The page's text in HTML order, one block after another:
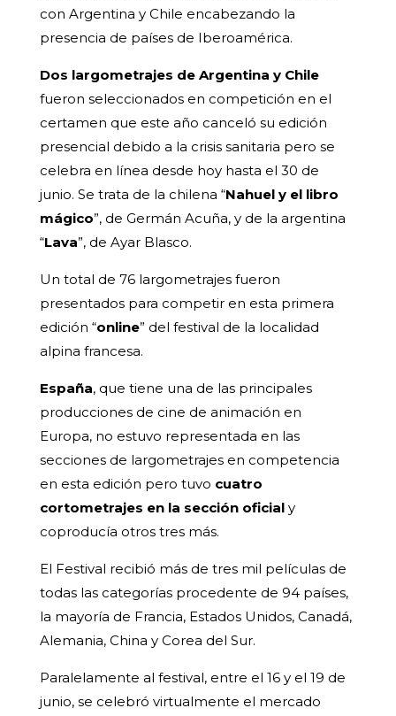
con Argentina y Chile encabezando la
presencia de países de Iberoamérica.
Dos largometrajes de Argentina y Chile
fueron seleccionados en competición en el
certamen que este año canceló su edición
presencial debido a la crisis sanitaria pero se
celebra en línea desde hoy hasta el 30 de
junio. Se trata de la chilena “Nahuel y el libro
mágico”, de Germán Acuña, y de la argentina
“Lava”, de Ayar Blasco.
Un total de 76 largometrajes fueron
presentados para competir en esta primera
edición “online” del festival de la localidad
alpina francesa.
España, que tiene una de las principales
producciones de cine de animación en
Europa, no estuvo representada en las
secciones de largometrajes en competencia
en esta edición pero tuvo cuatro
cortometrajes en la sección oficialy
coproducía otros tres más.
El Festival recibió más de tres mil películas de
todas las categorías procedente de 94 países,
la mayoría de Francia, Estados Unidos, Canadá,
Alemania, China y Corea del Sur.
Paralelamente al festival, entre el 16 y el 19 de
junio, se celebró virtualmente el mercado